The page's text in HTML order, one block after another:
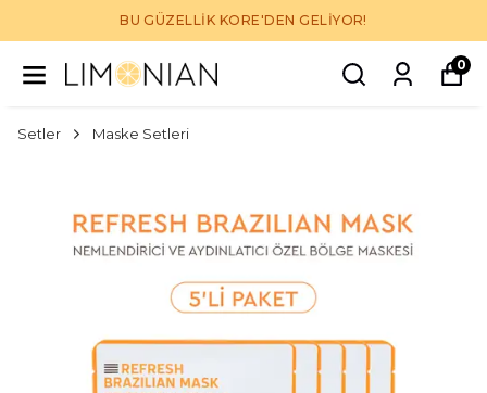
BU GÜZELLİK KORE'DEN GELİYOR!
0
Setler Maske Setleri